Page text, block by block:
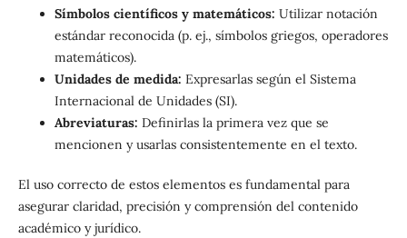
Símbolos científicos y matemáticos: Utilizar notación
estándar reconocida (p. ej., símbolos griegos, operadores
matemáticos).
Unidades de medida: Expresarlas según el Sistema
Internacional de Unidades (SI).
Abreviaturas: Definirlas la primera vez que se
mencionen y usarlas consistentemente en el texto.
El uso correcto de estos elementos es fundamental para
asegurar claridad, precisión y comprensión del contenido
académico y jurídico.